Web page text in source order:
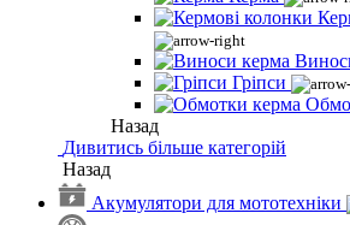
Гріпси
Назад
Дивитись більше категорій
Назад
Акумулятори для мототехніки